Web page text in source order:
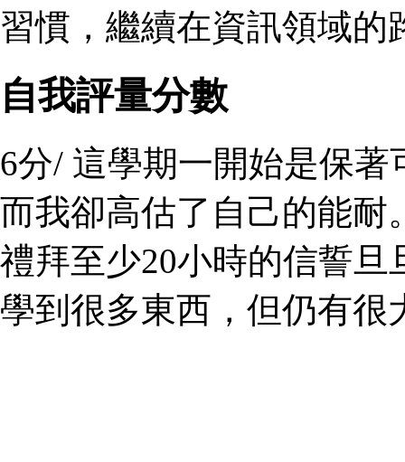
習慣，繼續在資訊領域的
自我評量分數
6分/ 這學期一開始是保
而我卻高估了自己的能耐
禮拜至少20小時的信誓
學到很多東西，但仍有很